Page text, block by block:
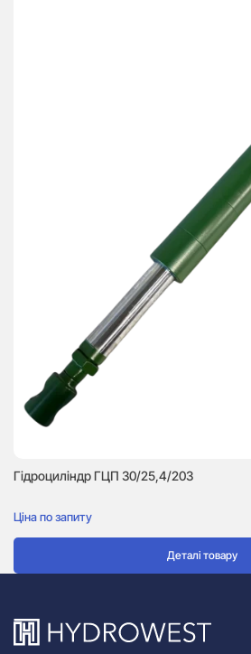
Гідроциліндр ГЦП 30/25,4/203
Ціна по запиту
Деталі товару